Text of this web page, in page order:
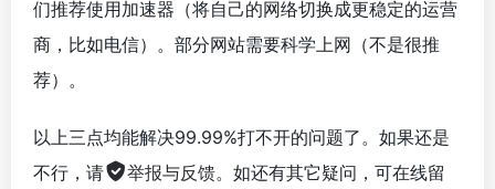
们推荐使用加速器（将自己的网络切换成更稳定的运营
商，比如电信）。部分网站需要科学上网（不是很推
荐）。
以上三点均能解决99.99%打不开的问题了。如果还是
不行，请
举报与反馈。如还有其它疑问，可在线留